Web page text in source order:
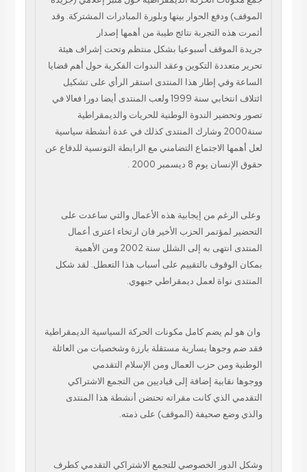
الموقف) ودفع الحوار بينها وبلورة المبادرات المشتركة. وقد
أثمرت هذه التجربة نتائج طيبة من أهمها إصدار
جريدة الموقف أسبوعيا بشكل منتظم وتحت إشراف هيئة
تحرير متعددة التكوين وعقد الندوات الفكرية حول أهم قضايا
الساعة وفي إطار هذا المنتدى استقر الرأي على تشكيل
ائتلاف
انتخابي سنة 1999 ولعب المنتدى أيضا دورا فعالا في
تصور وتحضير الندوة الوطنية للحريات والديمقراطية
سنة2000 وشارك المنتدى كذلك في عدة أنشطة سياسية
لعل أهمها الاجتماع التضامني مع الرابطة التونسية للدفاع عن
حقوق الإنسان يوم 8 ديسمبر 2000 .
وعلى الرغم من إيجابية هذه الأعمال والتي ساعدت على
التحضير لمؤتمر الحزب الأخير فان ارتخاء اعترى أعمال
المنتدى انتهى به إلى الشلل سنة 2002 ومن الأهمية
بمكان الوقوف بالتقييم على أسباب هذا التعطل. لقد شكل
المنتدى نواة لعمل ديمقراطي جبهوي.
وان هو لم يضم كامل مكونات الحركة السياسية الديمقراطية
فقد ضم وجوها يسارية مستقلة بارزة وشخصيات من العائلة
الوطنية ومن حزب العمال ومن الإسلام التقدمي
ووجوها نقابية إضافة إلى قياديين من التجمع الاشتراكي
التقدمي الذي كانت مقراته تحتضن أنشطة هذا المنتدى
والذي وضع صحيفة (الموقف) على ذمته.
وشكل الدور الخصوصي للتجمع الاشتراكي التقدمي كطرف